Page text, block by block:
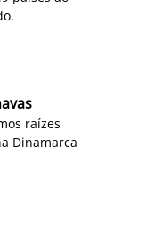
raízes
Dinamarca